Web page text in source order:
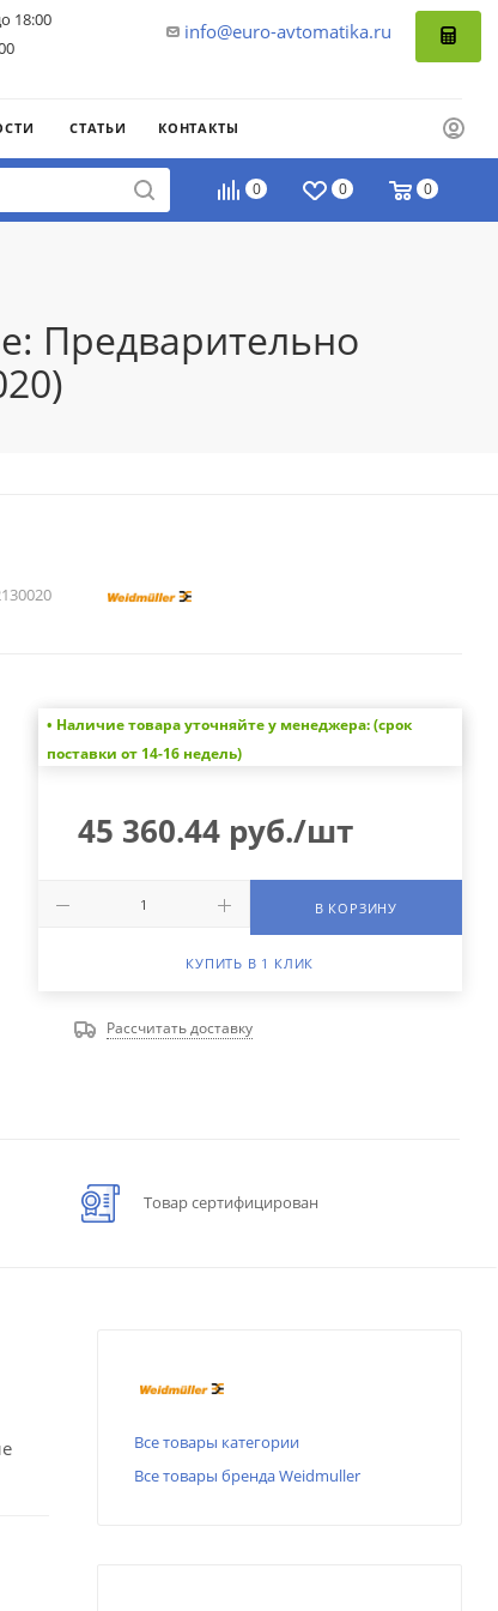
info@euro-avtomatika.ru
18:00
СТАТЬИ КОНТАКТЫ
0 0 0
Предварительно
• Наличие товара уточняйте у менеджера: (срок
поставки от 14-16 недель)
45 360.44руб./шт
В КОРЗИНУ
КУПИТЬ В 1 КЛИК
Рассчитать доставку
Товар сертифицирован
Все товары категории
Все товары бренда Weidmuller